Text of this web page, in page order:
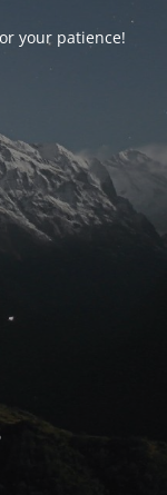
your patience!